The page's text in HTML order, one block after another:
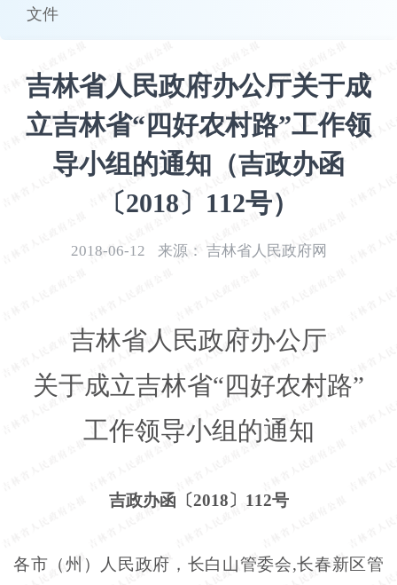
文件
吉林省人民政府办公厅关于成
立吉林省“四好农村路”工作领
导小组的通知（吉政办函
〔2018〕112号）
2018-06-12 来源： 吉林省人民政府网
吉林省人民政府办公厅
关于成立吉林省“四好农村路”
工作领导小组的通知
吉政办函〔2018〕112号
各市（州）人民政府，长白山管委会,长春新区管
加